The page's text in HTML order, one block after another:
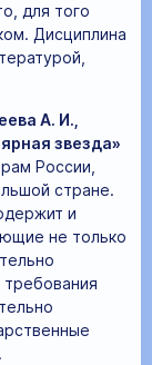
для того
Дисциплина
А. И.,
звезда»
России,
стране.
и
не только